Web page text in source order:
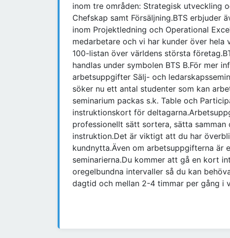
inom tre områden: Strategisk utveckling
Chefskap samt Försäljning.BTS erbjuder
inom Projektledning och Operational
medarbetare och vi har kunder över
100-listan över världens största
handlas under symbolen BTS B.För mer
arbetsuppgifter Sälj- och
söker nu ett antal studenter som kan
seminarium packas s.k. Table och
instruktionskort för
professionellt sätt sortera, sätta
instruktion.Det är viktigt att du har
kundnytta.Även om arbetsuppgifterna är
seminarierna.Du kommer att gå en kort
oregelbundna intervaller så du kan
dagtid och mellan 2-4 timmar per gång i